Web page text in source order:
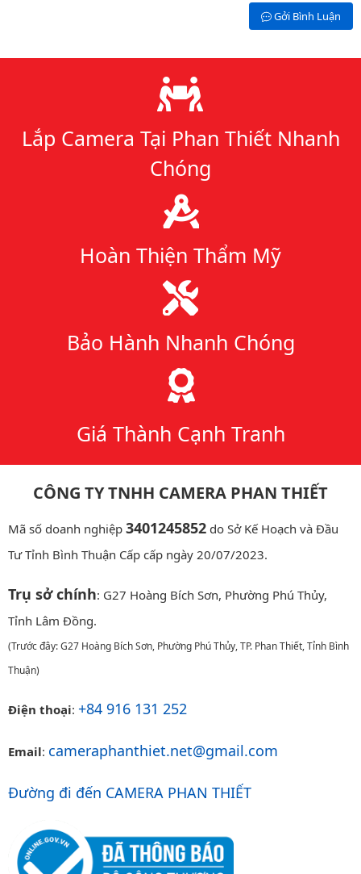
Gởi Bình Luận
Lý do chọn chúng tôi
Lắp Camera Tại Phan Thiết Nhanh
Chóng
Hoàn Thiện Thẩm Mỹ
Bảo Hành Nhanh Chóng
Giá Thành Cạnh Tranh
CÔNG TY TNHH CAMERA PHAN THIẾT
Mã số doanh nghiệp 3401245852 do Sở Kế Hoạch và Đầu
Tư Tỉnh Bình Thuận Cấp cấp ngày 20/07/2023.
Trụ sở chính: G27 Hoàng Bích Sơn, Phường Phú Thủy,
Tỉnh Lâm Đồng.
(Trước đây: G27 Hoàng Bích Sơn, Phường Phú Thủy, TP. Phan Thiết, Tỉnh Bình
Thuận)
Điện thoại: +84 916 131 252
Email: cameraphanthiet.net@gmail.com
Đường đi đến CAMERA PHAN THIẾT